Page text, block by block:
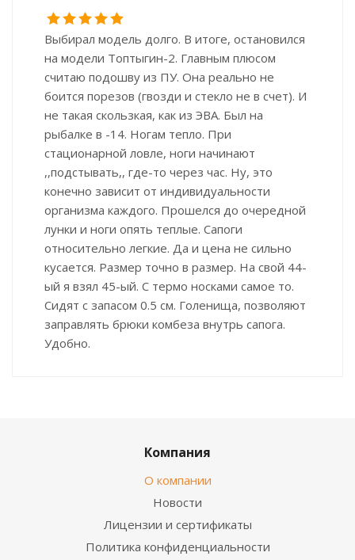
Выбирал модель долго. В итоге, остановился
на модели Топтыгин-2. Главным плюсом
считаю подошву из ПУ. Она реально не
боится порезов (гвозди и стекло не в счет). И
не такая скользкая, как из ЭВА. Был на
рыбалке в -14. Ногам тепло. При
стационарной ловле, ноги начинают
,,подстывать,, где-то через час. Ну, это
конечно зависит от индивидуальности
организма каждого. Прошелся до очередной
лунки и ноги опять теплые. Сапоги
относительно легкие. Да и цена не сильно
кусается. Размер точно в размер. На свой 44-
ый я взял 45-ый. С термо носками самое то.
Сидят с запасом 0.5 см. Голенища, позволяют
заправлять брюки комбеза внутрь сапога.
Удобно.
Компания
О компании
Новости
Лицензии и сертификаты
Политика конфиденциальности